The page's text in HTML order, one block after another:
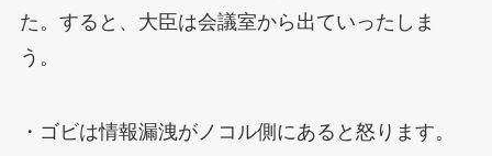
た。すると、大臣は会議室から出ていったしま
う。
・ゴビは情報漏洩がノコル側にあると怒ります。